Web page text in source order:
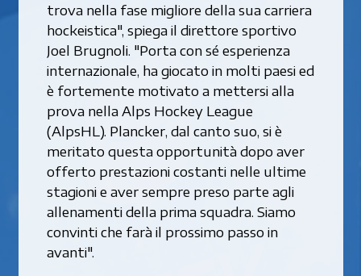
trova nella fase migliore della sua carriera
hockeistica", spiega il direttore sportivo
Joel Brugnoli. "Porta con sé esperienza
internazionale, ha giocato in molti paesi ed
è fortemente motivato a mettersi alla
prova nella Alps Hockey League
(AlpsHL). Plancker, dal canto suo, si è
meritato questa opportunità dopo aver
offerto prestazioni costanti nelle ultime
stagioni e aver sempre preso parte agli
allenamenti della prima squadra. Siamo
convinti che farà il prossimo passo in
avanti".